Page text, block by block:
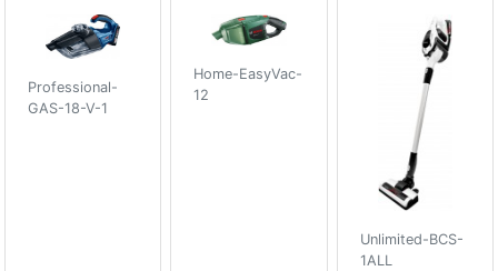
Professional-
GAS-18-V-1
Home-EasyVac-
12
Unlimited-BCS-
1ALL